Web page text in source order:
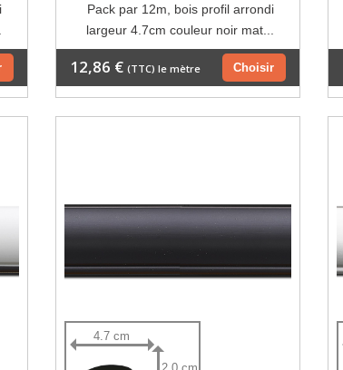
Pack par 12m, bois profil arrondi
largeur 4.7cm couleur noir mat...
Choisir
12,86 € (TTC) le mètre
4.7 cm